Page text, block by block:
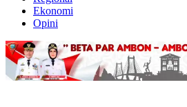
Ekonomi
Opini